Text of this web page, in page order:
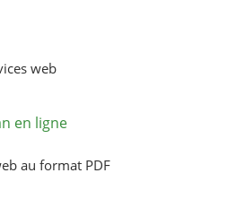
web
en ligne
au format PDF